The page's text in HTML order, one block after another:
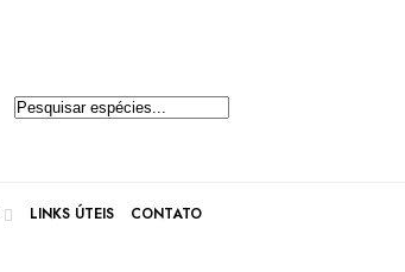
Pesquisar
LINKS ÚTEIS CONTATO